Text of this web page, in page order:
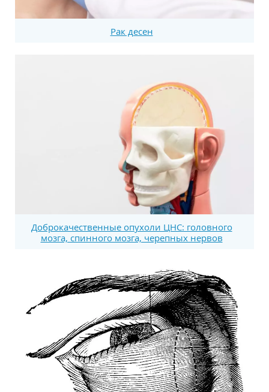
Рак десен
Доброкачественные опухоли ЦНС: головного
мозга, спинного мозга, черепных нервов